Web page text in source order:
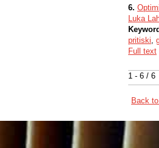
1 - 6 / 6
6.
Luka
pritiski,
Full text
Back